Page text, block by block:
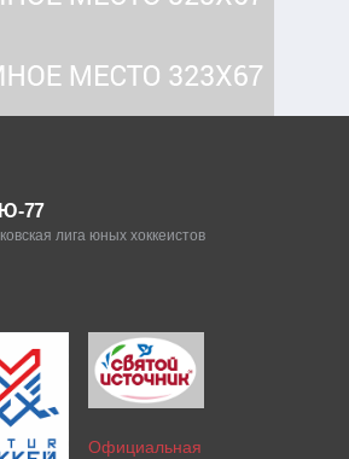
77
лига юных хоккеистов
Официальная